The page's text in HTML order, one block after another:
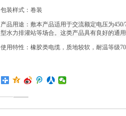
包装样式：卷装
产品用途：敷本产品适用于交流额定电压为450/
型水力排灌站等场合。这类产品具有良好的通
使用特性：橡胶类电缆，质地较软，耐温等级70